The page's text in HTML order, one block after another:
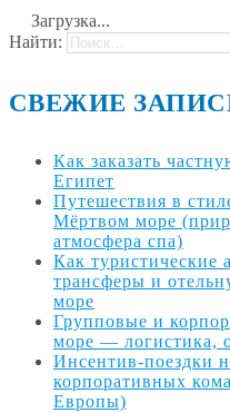
Загрузка...
Найти:
СВЕЖИЕ
Как заказать
Египет
Путешествия в
Мёртвом море
атмосфера спа)
Как туристические
трансферы и
море
Групповые и
море — логистика,
Инсентив-поездки
корпоративных
Европы)